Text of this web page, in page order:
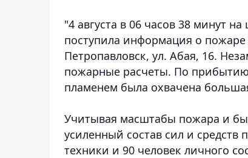
"4 августа в 06 часов 38 минут
поступила информация о пожаре
Петропавловск, ул. Абая, 16.
пожарные расчеты. По прибытию
пламенем была охвачена
Учитывая масштабы пожара и
усиленный состав сил и
техники и 90 человек личного